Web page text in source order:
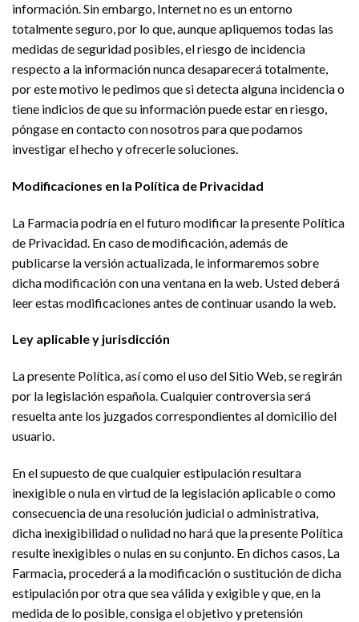
información. Sin embargo, Internet no es un entorno
totalmente seguro, por lo que, aunque apliquemos todas las
medidas de seguridad posibles, el riesgo de incidencia
respecto a la información nunca desaparecerá totalmente,
por este motivo le pedimos que si detecta alguna incidencia o
tiene indicios de que su información puede estar en riesgo,
póngase en contacto con nosotros para que podamos
investigar el hecho y ofrecerle soluciones.
Modificaciones en la Política de Privacidad
La Farmacia podría en el futuro modificar la presente Política
de Privacidad. En caso de modificación, además de
publicarse la versión actualizada, le informaremos sobre
dicha modificación con una ventana en la web. Usted deberá
leer estas modificaciones antes de continuar usando la web.
Ley aplicable y jurisdicción
La presente Política, así como el uso del Sitio Web, se regirán
por la legislación española. Cualquier controversia será
resuelta ante los juzgados correspondientes al domicilio del
usuario.
En el supuesto de que cualquier estipulación resultara
inexigible o nula en virtud de la legislación aplicable o como
consecuencia de una resolución judicial o administrativa,
dicha inexigibilidad o nulidad no hará que la presente Política
resulte inexigibles o nulas en su conjunto. En dichos casos, La
Farmacia, procederá a la modificación o sustitución de dicha
estipulación por otra que sea válida y exigible y que, en la
medida de lo posible, consiga el objetivo y pretensión